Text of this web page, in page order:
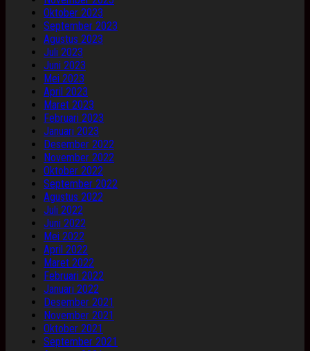
Oktober 2023
September 2023
Agustus 2023
Juli 2023
Juni 2023
Mei 2023
April 2023
Maret 2023
Februari 2023
Januari 2023
Desember 2022
November 2022
Oktober 2022
September 2022
Agustus 2022
Juli 2022
Juni 2022
Mei 2022
April 2022
Maret 2022
Februari 2022
Januari 2022
Desember 2021
November 2021
Oktober 2021
September 2021